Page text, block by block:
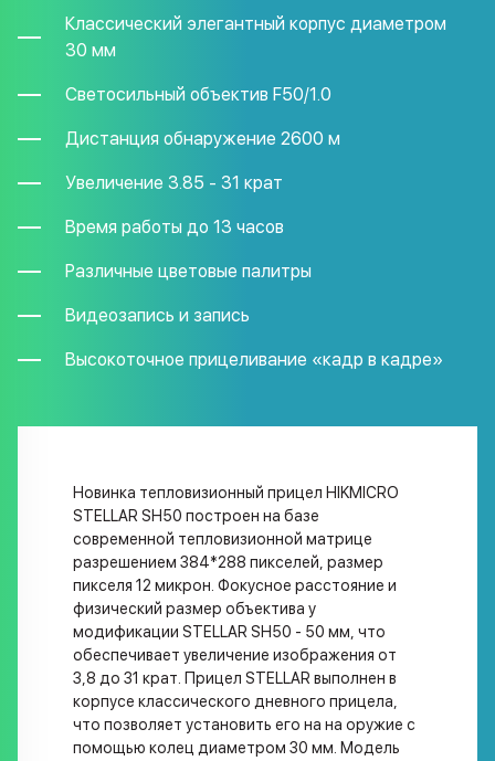
Классический элегантный корпус диаметром
30 мм
Светосильный объектив F50/1.0
Дистанция обнаружение 2600 м
Увеличение 3.85 - 31 крат
Время работы до 13 часов
Различные цветовые палитры
Видеозапись и запись
Высокоточное прицеливание «кадр в кадре»
Новинка тепловизионный прицел HIKMICRO
STELLAR SH50 построен на базе
современной тепловизионной матрице
разрешением 384*288 пикселей, размер
пикселя 12 микрон. Фокусное расстояние и
физический размер объектива у
модификации STELLAR SH50 - 50 мм, что
обеспечивает увеличение изображения от
3,8 до 31 крат. Прицел STELLAR выполнен в
корпусе классического дневного прицела,
что позволяет установить его на на оружие с
помощью колец диаметром 30 мм. Модель